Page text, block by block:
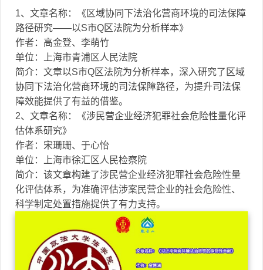
1、文章名称：《区域协同下法治化营商环境的司法保障
路径研究——以S市Q区法院为分析样本》
作者：高金登、李萌竹
单位：上海市青浦区人民法院
简介：文章以S市Q区法院为分析样本，深入研究了区域
协同下法治化营商环境的司法保障路径，为提升司法保
障效能提供了有益的借鉴。
2、文章名称：《涉民营企业经济犯罪社会危险性量化评
估体系研究》
作者：宋珊珊、于心怡
单位：上海市徐汇区人民检察院
简介：该文章构建了涉民营企业经济犯罪社会危险性量
化评估体系，为准确评估涉案民营企业的社会危险性、
科学制定处置措施提供了有力支持。